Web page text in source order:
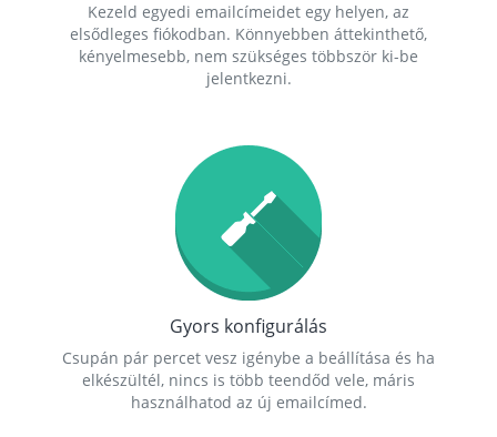
Kezeld egyedi emailcímeidet egy helyen, az
elsődleges fiókodban. Könnyebben áttekinthető,
kényelmesebb, nem szükséges többször ki-be
jelentkezni.
Gyors konfigurálás
Csupán pár percet vesz igénybe a beállítása és ha
elkészültél, nincs is több teendőd vele, máris
használhatod az új emailcímed.